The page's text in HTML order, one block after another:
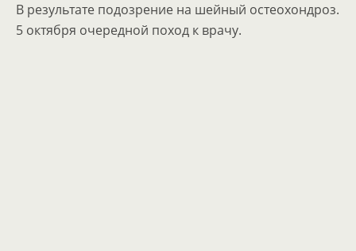
В результате подозрение на шейный остеохондроз.
5 октября очередной поход к врачу.